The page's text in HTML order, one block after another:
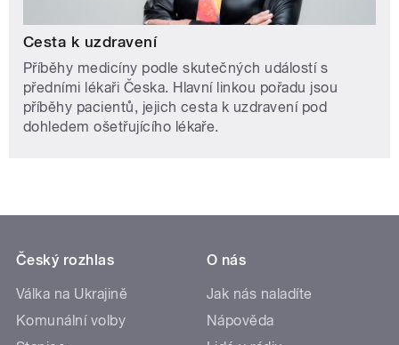
Cesta k uzdravení
Příběhy medicíny podle skutečných událostí s
předními lékaři Česka. Hlavní linkou pořadu jsou
příběhy pacientů, jejich cesta k uzdravení pod
dohledem ošetřujícího lékaře.
Český rozhlas
Válka na Ukrajině
Komunální volby
O nás
Jak nás naladíte
Nápověda